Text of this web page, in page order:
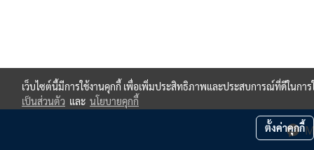
เว็บไซต์นี้มีการใช้งานคุกกี้ เพื่อเพิ่มประสิทธิภาพและประสบการณ์ที่ดีในกา
เป็นส่วนตัว และ นโยบายคุกกี้
ตั้งค่าคุกกี้